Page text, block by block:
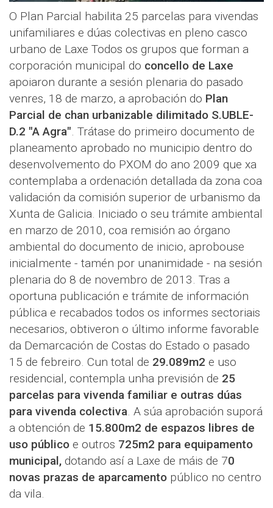
O Plan Parcial habilita 25 parcelas para vivendas
unifamiliares e dúas colectivas en pleno casco
urbano de Laxe Todos os grupos que forman a
corporación municipal do concello de Laxe
apoiaron durante a sesión plenaria do pasado
venres, 18 de marzo, a aprobación do Plan
Parcial de chan urbanizable dilimitado S.UBLE-
D.2 "A Agra". Trátase do primeiro documento de
planeamento aprobado no municipio dentro do
desenvolvemento do PXOM do ano 2009 que xa
contemplaba a ordenación detallada da zona coa
validación da comisión superior de urbanismo da
Xunta de Galicia. Iniciado o seu trámite ambiental
en marzo de 2010, coa remisión ao órgano
ambiental do documento de inicio, aprobouse
inicialmente - tamén por unanimidade - na sesión
plenaria do 8 de novembro de 2013. Tras a
oportuna publicación e trámite de información
pública e recabados todos os informes sectoriais
necesarios, obtiveron o último informe favorable
da Demarcación de Costas do Estado o pasado
15 de febreiro. Cun total de 29.089m2 e uso
residencial, contempla unha previsión de 25
parcelas para vivenda familiar e outras dúas
para vivenda colectiva. A súa aprobación suporá
a obtención de 15.800m2 de espazos libres de
uso público e outros 725m2 para equipamento
municipal, dotando así a Laxe de máis de 70
novas prazas de aparcamento público no centro
da vila.